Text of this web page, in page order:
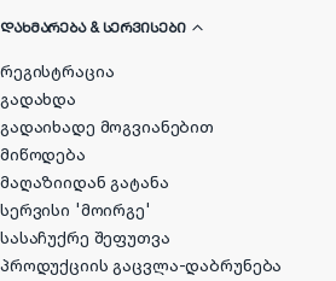
ᲓᲐᲮᲛᲐᲠᲔᲑᲐ & ᲡᲔᲠᲕᲘᲡᲔᲑᲘ
რეგისტრაცია
გადახდა
გადაიხადე მოგვიანებით
მიწოდება
მაღაზიიდან გატანა
სერვისი 'მოირგე'
სასაჩუქრე შეფუთვა
პროდუქციის გაცვლა-დაბრუნება